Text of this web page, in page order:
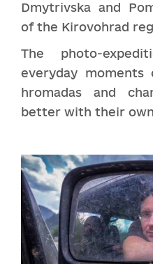
Dmytrivska and
of the Kirovohrad
The photo-
everyday
hromadas and
better with their